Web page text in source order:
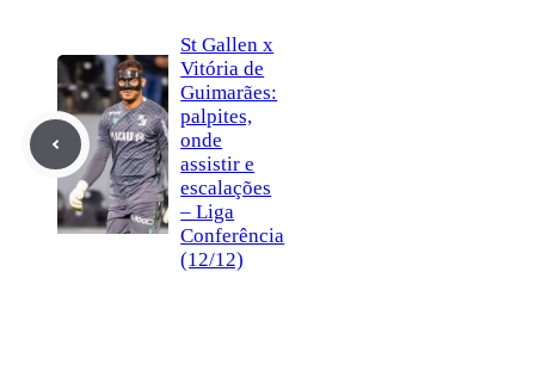
St Gallen x
Vitória de
Guimarães:
palpites,
onde
assistir e
escalações
– Liga
Conferência
(12/12)